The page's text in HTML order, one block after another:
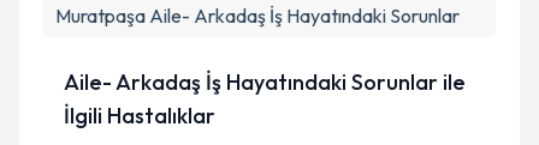
Muratpaşa Aile- Arkadaş İş Hayatındaki Sorunlar
Aile- Arkadaş İş Hayatındaki Sorunlar ile
İlgili Hastalıklar